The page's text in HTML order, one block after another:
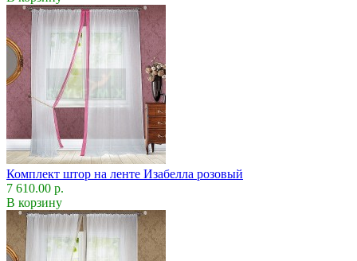
Комплект штор на ленте Изабелла розовый
7 610.00 р.
В корзину